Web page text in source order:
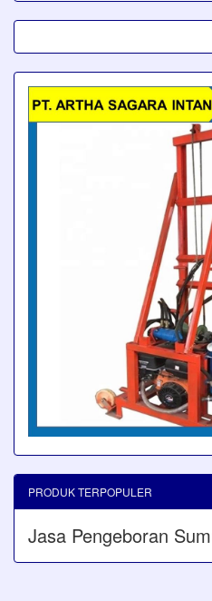
PRODUK TERPOPULER
Jasa Pengeboran